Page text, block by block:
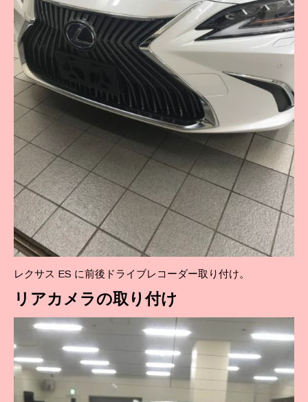
レクサス ES に前後ドライブレコーダー取り付け。
リアカメラの取り付け